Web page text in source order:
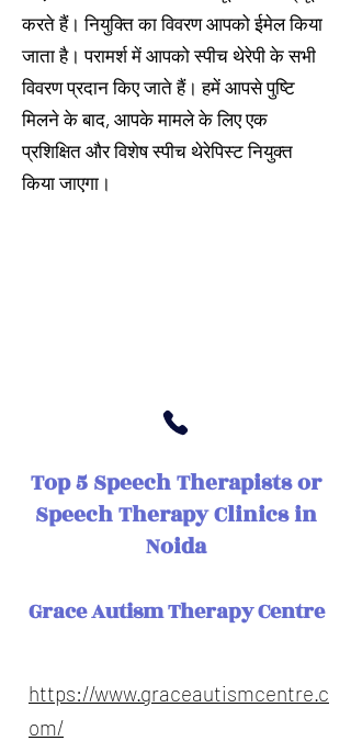
करते हैं। नियुक्ति का विवरण आपको ईमेल किया
जाता है। परामर्श में आपको स्पीच थेरेपी के सभी
विवरण प्रदान किए जाते हैं। हमें आपसे पुष्टि
मिलने के बाद, आपके मामले के लिए एक
प्रशिक्षित और विशेष स्पीच थेरेपिस्ट नियुक्त
किया जाएगा।
Top 5 Speech Therapists or
Speech Therapy Clinics in
Noida
Grace Autism Therapy Centre
https://www.graceautismcentre.c
om/